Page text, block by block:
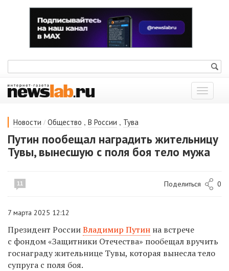
Показать
меню
Новости / Общество , В России , Тува
Путин пообещал наградить жительницу
Тувы, вынесшую с поля боя тело мужа
11 Поделиться 0
7 марта 2025 12:12
Президент РоссииВладимир Путин на встрече
с фондом «Защитники Отечества» пообещал вручить
госнаграду жительнице Тувы, которая вынесла тело
супруга с поля боя.